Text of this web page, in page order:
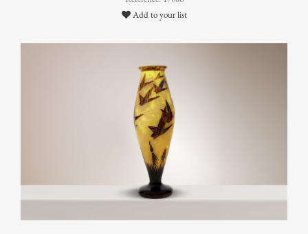
Add to your list